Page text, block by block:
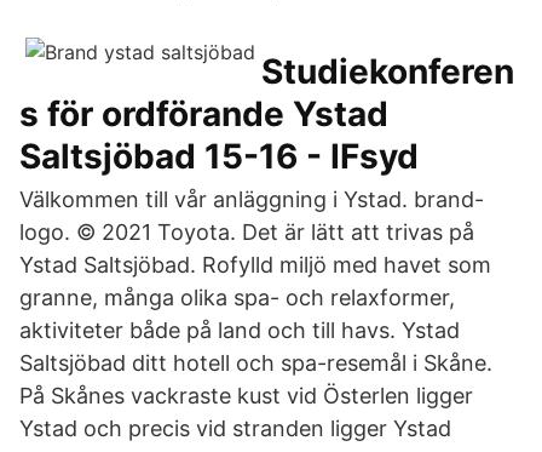
Studiekonferen
s för ordförande Ystad
Saltsjöbad 15-16 - IFsyd
Välkommen till vår anläggning i Ystad. brand-
logo. © 2021 Toyota. Det är lätt att trivas på
Ystad Saltsjöbad. Rofylld miljö med havet som
granne, många olika spa- och relaxformer,
aktiviteter både på land och till havs. Ystad
Saltsjöbad ditt hotell och spa-resemål i Skåne.
På Skånes vackraste kust vid Österlen ligger
Ystad och precis vid stranden ligger Ystad